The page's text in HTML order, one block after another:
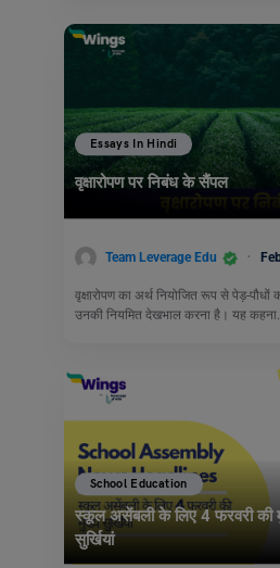
Essays In Hindi
वृक्षारोपण पर निबंध के सैंपल
Team Leverage Edu
वृक्षारोपण का अर्थ नियोजित रूप से पेड़-
उनकी नियमित देखभाल करना है। यह
School Education
स्कूल असेंबली के लिए 4 फरवरी की
सुर्खियां